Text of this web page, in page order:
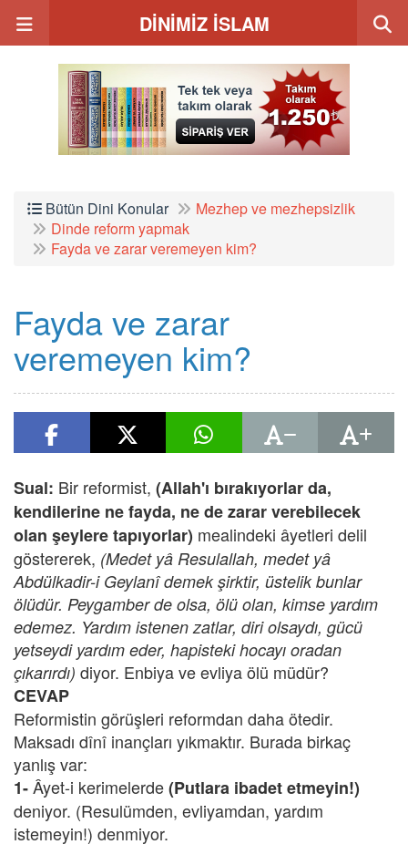
DİNİMİZ İSLAM
Bütün Dini Konular
Mezhep ve mezhepsizlik
Dinde reform yapmak
Fayda ve zarar veremeyen kim?
Fayda ve zarar
veremeyen kim?
Sual: Bir reformist, (Allah'ı bırakıyorlar da,
kendilerine ne fayda, ne de zarar verebilecek
olan şeylere tapıyorlar) mealindeki âyetleri delil
göstererek, (Medet yâ Resulallah, medet yâ
Abdülkadir-i Geylanî demek şirktir, üstelik bunlar
ölüdür. Peygamber de olsa, ölü olan, kimse yardım
edemez. Yardım istenen zatlar, diri olsaydı, gücü
yetseydi yardım eder, hapisteki hocayı oradan
çıkarırdı) diyor. Enbiya ve evliya ölü müdür?
CEVAP
Reformistin görüşleri reformdan daha ötedir.
Maksadı dînî inançları yıkmaktır. Burada birkaç
yanlış var:
1-Âyet-i kerimelerde(Putlara ibadet etmeyin!)
deniyor. (Resulümden, evliyamdan, yardım
istemeyin!) denmiyor.